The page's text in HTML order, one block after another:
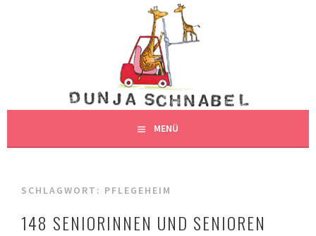
DUNJAS SCHNABEL
ILLUSTRATION
DUNJA SCHNABEL, ILLUSTRATION, HAMBURG
MENÜ
SCHLAGWORT: PFLEGEHEIM
148 SENIORINNEN UND SENIOREN